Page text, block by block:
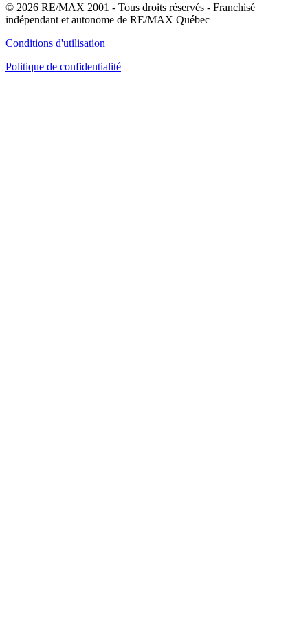
© 2026 RE/MAX 2001 - Tous droits réservés - Franchisé
indépendant et autonome de RE/MAX Québec
Conditions d'utilisation
Politique de confidentialité